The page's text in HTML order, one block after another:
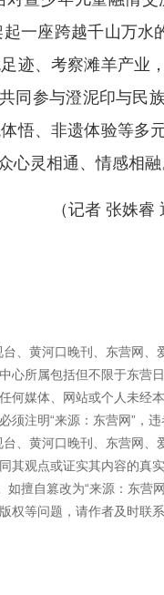
一座跨越千山万水
迹、考察滩羊产业
同参与澄泥印与民
悟、非遗体验等多
众心灵相通、情感
（记者 张姝睿
、黄河口晚刊、东营网、
心所属包括但不限于东营
何媒体、网站或个人未经
注明“来源：东营网”，违
、黄河口晚刊、东营网、
其观点或证实其内容的真
擅自篡改为“来源：东营
等问题，请作者及时联系